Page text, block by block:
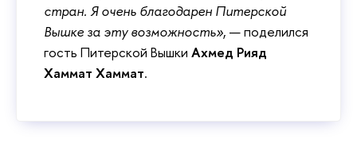
стран. Я очень благодарен Питерской
Вышке за эту возможность», — поделился
гость Питерской Вышки Ахмед Рияд
Хаммат Хаммат.